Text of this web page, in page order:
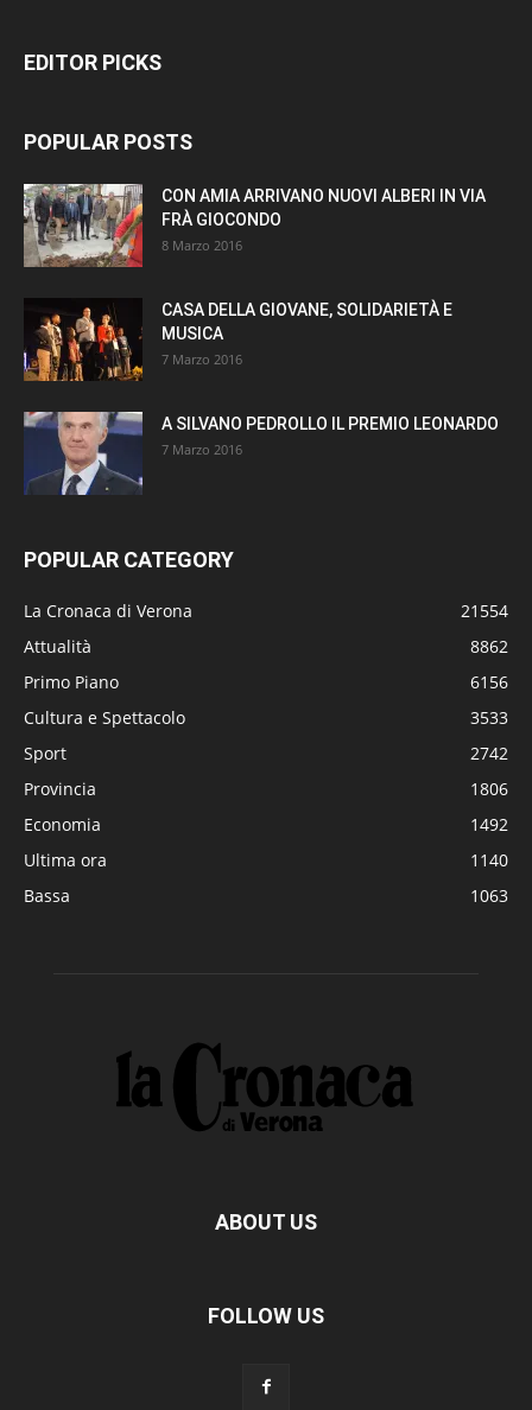
EDITOR PICKS
POPULAR POSTS
CON AMIA ARRIVANO NUOVI ALBERI IN VIA
FRÀ GIOCONDO
8 Marzo 2016
CASA DELLA GIOVANE, SOLIDARIETÀ E
MUSICA
7 Marzo 2016
A SILVANO PEDROLLO IL PREMIO LEONARDO
7 Marzo 2016
POPULAR CATEGORY
La Cronaca di Verona
21554
Attualità
8862
Primo Piano
6156
Cultura e Spettacolo
3533
Sport
2742
Provincia
1806
Economia
1492
Ultima ora
1140
Bassa
1063
ABOUT US
FOLLOW US